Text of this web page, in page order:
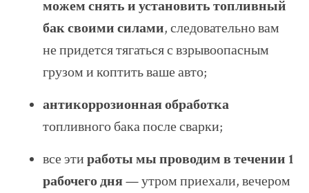
можем снять и установить топливный
бак своими силами, следовательно вам
не придется тягаться с взрывоопасным
грузом и коптить ваше авто;
антикоррозионная обработка
топливного бака после сварки;
все этиработы мы проводим в течении 1
рабочего дня— утром приехали, вечером